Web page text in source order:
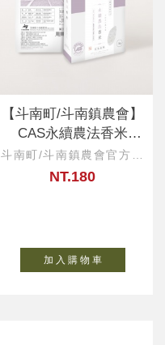
【斗南町/斗南鎮農會】
CAS永續農法香米
1KG(一等米)
斗南町/斗南鎮農會官方直
營
NT.180
加 入 購 物 車